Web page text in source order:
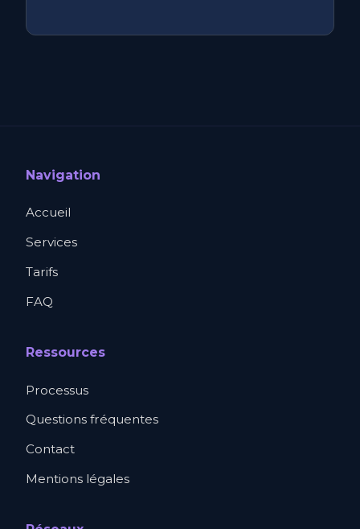
Navigation
Accueil
Services
Tarifs
FAQ
Ressources
Processus
Questions fréquentes
Contact
Mentions légales